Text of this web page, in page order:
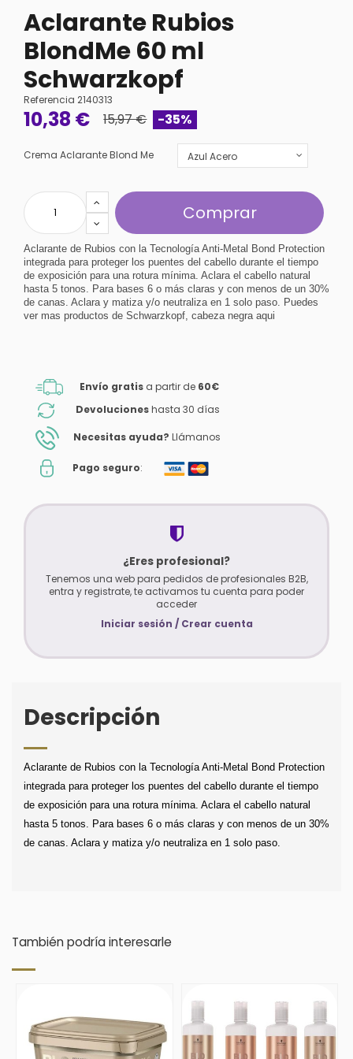
Aclarante Rubios
BlondMe 60 ml
Schwarzkopf
Referencia 2140313
10,38 € 15,97 € -35%
Crema Aclarante Blond Me
Comprar
Aclarante de Rubios con la Tecnología Anti-Metal Bond Protection
integrada para proteger los puentes del cabello durante el tiempo
de exposición para una rotura mínima. Aclara el cabello natural
hasta 5 tonos. Para bases 6 o más claras y con menos de un 30%
de canas. Aclara y matiza y/o neutraliza en 1 solo paso. Puedes
ver mas productos de Schwarzkopf, cabeza negra aqui
Envío gratis a partir de 60€
Devolucioneshasta 30 días
Necesitas ayuda? Llámanos
Pago seguro:
¿Eres profesional?
Tenemos una web para pedidos de profesionales B2B,
entra y registrate, te activamos tu cuenta para poder
acceder
Iniciar sesión / Crear cuenta
Descripción
Aclarante de Rubios con la Tecnología Anti-Metal Bond Protection
integrada para proteger los puentes del cabello durante el tiempo
de exposición para una rotura mínima. Aclara el cabello natural
hasta 5 tonos. Para bases 6 o más claras y con menos de un 30%
de canas. Aclara y matiza y/o neutraliza en 1 solo paso.
También podría interesarle